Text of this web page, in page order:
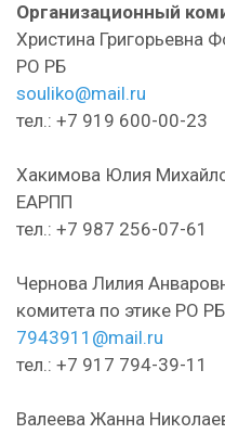
Организационный
Христина Григорьевна
РО РБ
souliko@mail.ru
тел.: +7 919 600-00-23
Хакимова Юлия
ЕАРПП
тел.: +7 987 256-07-61
Чернова Лилия
комитета по этике РО РБ
7943911@mail.ru
тел.: +7 917 794-39-11
Валеева Жанна